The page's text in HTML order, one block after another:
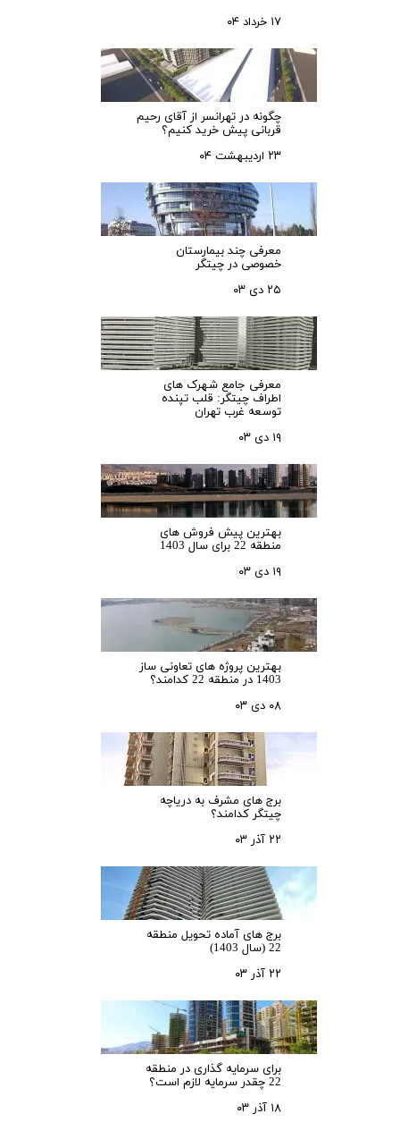
۱۷ خرداد ۰۴
چگونه در تهرانسر از آقای رحیم
قربانی پیش خرید کنیم؟
۲۳ اردیبهشت ۰۴
معرفی چند بیمارستان
خصوصی در چیتگر
۲۵ دی ۰۳
معرفی جامع شهرک‌ های
اطراف چیتگر: قلب تپنده
توسعه غرب تهران
۱۹ دی ۰۳
بهترین پیش فروش های
منطقه 22 برای سال 1403
۱۹ دی ۰۳
بهترین پروژه های تعاونی ساز
1403 در منطقه 22 کدامند؟
۰۸ دی ۰۳
برج های مشرف به دریاچه
چیتگر کدامند؟
۲۲ آذر ۰۳
برج های آماده تحویل منطقه
22 (سال 1403)
۲۲ آذر ۰۳
برای سرمایه‌ گذاری در منطقه
22 چقدر سرمایه لازم است؟
۱۸ آذر ۰۳